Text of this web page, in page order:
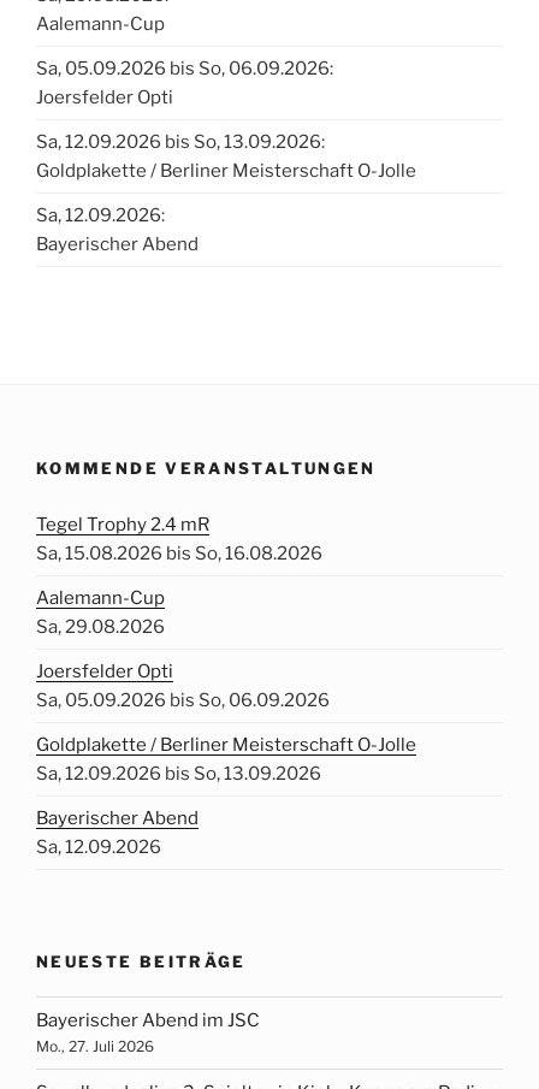
Aalemann-Cup
Sa, 05.09.2026 bis So, 06.09.2026:
Joersfelder Opti
Sa, 12.09.2026 bis So, 13.09.2026:
Goldplakette / Berliner Meisterschaft O-Jolle
Sa, 12.09.2026:
Bayerischer Abend
KOMMENDE VERANSTALTUNGEN
Tegel Trophy 2.4 mR
Sa, 15.08.2026 bis So, 16.08.2026
Aalemann-Cup
Sa, 29.08.2026
Joersfelder Opti
Sa, 05.09.2026 bis So, 06.09.2026
Goldplakette / Berliner Meisterschaft O-Jolle
Sa, 12.09.2026 bis So, 13.09.2026
Bayerischer Abend
Sa, 12.09.2026
NEUESTE BEITRÄGE
Bayerischer Abend im JSC
Mo., 27. Juli 2026